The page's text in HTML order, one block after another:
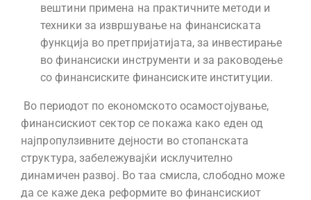
вештини примена на практичните методи и
техники за извршување на финансиската
функција во претпријатијата, за инвестирање
во финансиски инструменти и за раководење
со финансиските финансиските институции.
Во периодот по економското осамостојување,
финансискиот сектор се покажа како еден од
најпропулзивните дејности во стопанската
структура, забележувајќи исклучително
динамичен развој. Во таа смисла, слободно може
да се каже дека реформите во финансискиот